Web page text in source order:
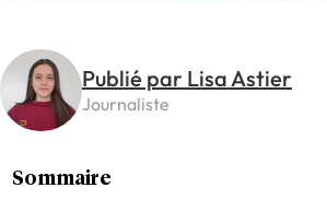
Publié par Lisa Astier
Journaliste
Sommaire